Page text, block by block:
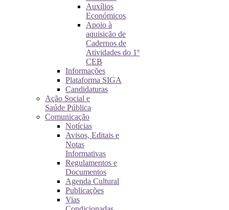
Auxílios
Económicos
Apoio à
aquisição de
Cadernos de
Atividades do 1º
CEB
Informações
Plataforma SIGA
Candidaturas
Ação Social e
Saúde Pública
Comunicação
Notícias
Avisos, Editais e
Notas
Informativas
Regulamentos e
Documentos
Agenda Cultural
Publicações
Vias